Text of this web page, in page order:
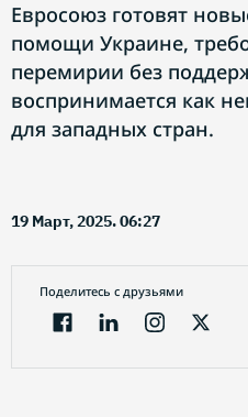
Евросоюз готовят
помощи Украине,
перемирии без
воспринимается как
для западных стран.
19 Март, 2025. 06:27
Поделитесь с друзьями